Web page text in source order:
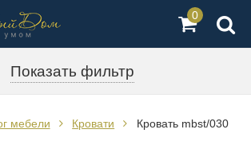
0
Показать фильтр
мебели Кровати Кровать mbst/030